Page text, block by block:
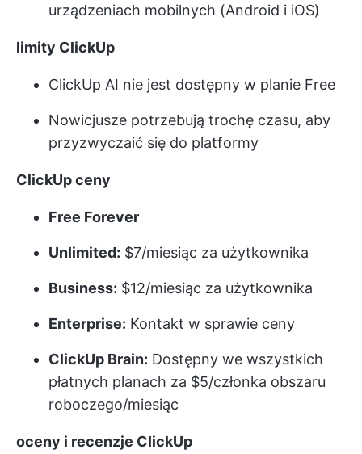
urządzeniach mobilnych (Android i iOS)
limity ClickUp
ClickUp AI nie jest dostępny w planie Free
Nowicjusze potrzebują trochę czasu, aby
przyzwyczaić się do platformy
ClickUpceny
Free Forever
Unlimited: $7/miesiąc za użytkownika
Business: $12/miesiąc za użytkownika
Enterprise: Kontakt w sprawie ceny
ClickUp Brain: Dostępny we wszystkich
płatnych planach za $5/członka obszaru
roboczego/miesiąc
oceny i recenzje ClickUp